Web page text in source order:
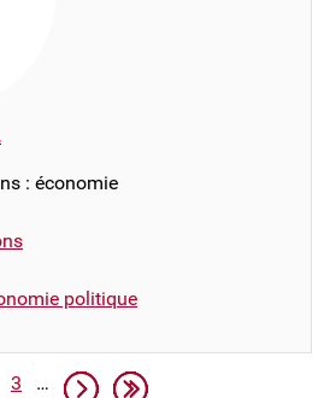
: économie
politique
Page
3 … Page suivante
Dernière page